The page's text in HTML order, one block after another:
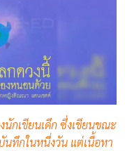
นักเขียนเดึก ซึ่งเขียนขณะ
นทึกในหนึ่งวัน แต่เนื้อหา